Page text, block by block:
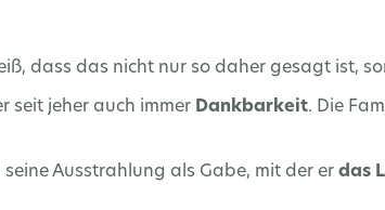
dass das nicht nur so daher gesagt ist,
seit jeher auch immer Dankbarkeit. Die
Ausstrahlung als Gabe, mit der er das